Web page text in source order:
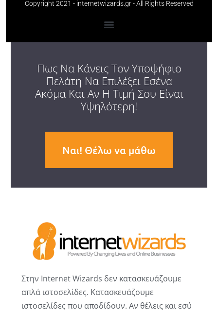
Copyright 2021 - internetwizards.gr - All Rights Reserved
Πως Να Κάνεις Τον Υποψήφιο
Πελάτη Να Επιλέξει Εσένα
Ακόμα Και Αν Η Τιμή Σου Είναι
Υψηλότερη!
Ναι! Θέλω να μάθω
Στην Internet Wizards δεν κατασκευάζουμε
απλά ιστοσελίδες. Κατασκευάζουμε
ιστοσελίδες που αποδίδουν. Αν θέλεις και εσύ